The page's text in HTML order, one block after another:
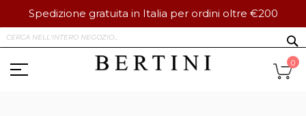
Spedizione gratuita in Italia per ordini oltre €200
al
contenuto
0